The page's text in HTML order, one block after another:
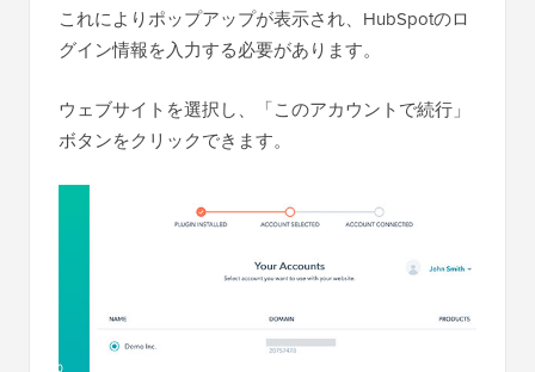
これによりポップアップが表示され、HubSpotのロ
グイン情報を入力する必要があります。
ウェブサイトを選択し、「このアカウントで続行」
ボタンをクリックできます。